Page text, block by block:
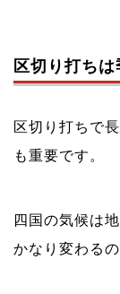
区切り打ち
区切り打ちで
も重要です。
四国の気候は
かなり変わる